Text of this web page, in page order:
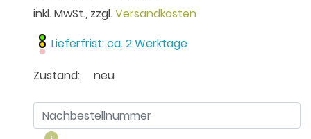
inkl. MwSt., zzgl.Versandkosten
Lieferfrist: ca. 2 Werktage
Zustand:
neu